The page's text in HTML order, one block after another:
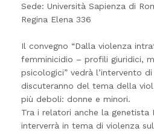
Sede: Università Sapienza di
Regina Elena 336
Il convegno “Dalla violenza
femminicidio – profili giuridici,
psicologici” vedrà l’intervento
discuteranno del tema della
più deboli: donne e minori.
Tra i relatori anche la genetista
interverrà in tema di violenza